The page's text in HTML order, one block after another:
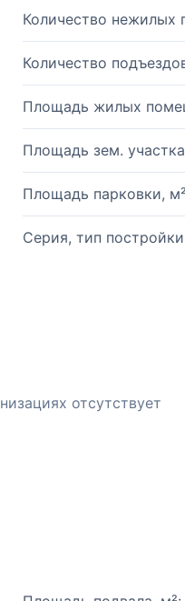
Количество нежилых
Количество
Площадь жилых
Площадь зем.
Площадь парковки,
Серия, тип
отсутствует